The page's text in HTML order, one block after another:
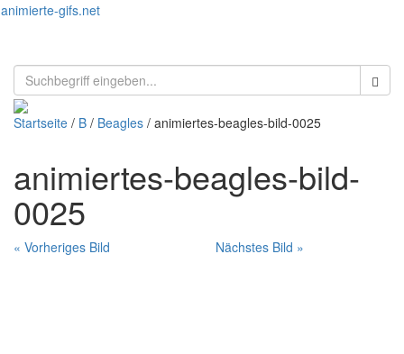
animierte-gifs.net
Startseite / B / Beagles / animiertes-beagles-bild-0025
animiertes-beagles-bild-
0025
« Vorheriges Bild Nächstes Bild »